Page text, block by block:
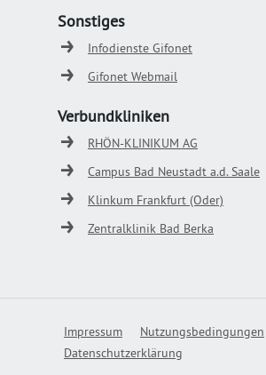
Sonstiges
Infodienste Gifonet
Gifonet Webmail
Verbundkliniken
RHÖN-KLINIKUM AG
Campus Bad Neustadt a.d. Saale
Klinkum Frankfurt (Oder)
Zentralklinik Bad Berka
Impressum
Nutzungsbedingungen
Datenschutzerklärung